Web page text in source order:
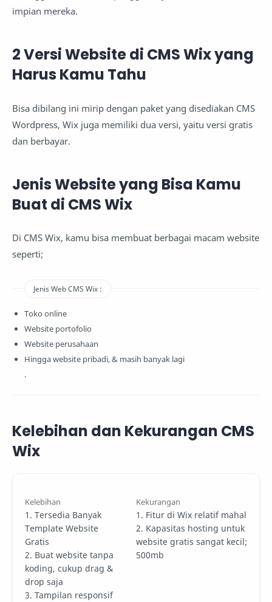
impian mereka.
2 Versi Website di CMS Wix yang
Harus Kamu Tahu
Bisa dibilang ini mirip dengan paket yang disediakan CMS
Wordpress, Wix juga memiliki dua versi, yaitu versi gratis
dan berbayar.
Jenis Website yang Bisa Kamu
Buat di CMS Wix
Di CMS Wix, kamu bisa membuat berbagai macam website
seperti;
Jenis Web CMS Wix :
Toko online
Website portofolio
Website perusahaan
Hingga website pribadi, & masih banyak lagi
.
Kelebihan dan Kekurangan CMS
Wix
Kelebihan
1. Tersedia Banyak
Template Website
Gratis
2. Buat website tanpa
koding, cukup drag &
drop saja
3. Tampilan responsif
Kekurangan
1. Fitur di Wix relatif mahal
2. Kapasitas hosting untuk
website gratis sangat kecil;
500mb